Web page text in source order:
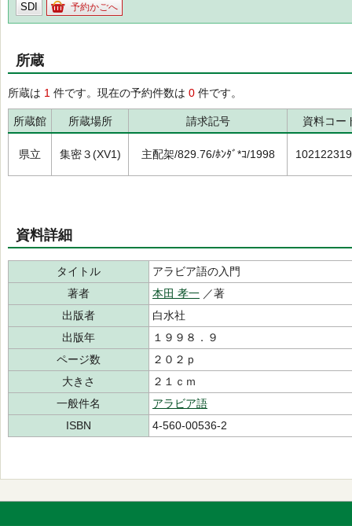
SDI 予約かごへ
所蔵
所蔵は 1 件です。現在の予約件数は 0 件です。
所蔵館 所蔵場所 請求記号 資料コー
県立 集密３(XV1) 主配架/829.76/ﾎﾝﾀﾞ*ｺ/1998
資料詳細
タイトル
アラビア語の入門
著者
本田 孝一 ／著
出版者
白水社
出版年
１９９８．９
ページ数
２０２ｐ
大きさ
２１ｃｍ
一般件名
アラビア語
ISBN
4-560-00536-2